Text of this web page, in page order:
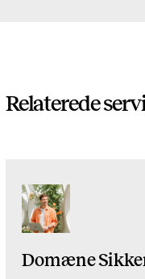
Relaterede
Domæne